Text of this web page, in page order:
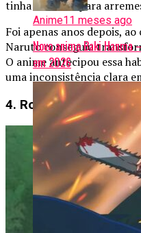
tinha domínio para
Foi apenas anos depois,
Naruto conseguiu
O anime antecipou essa
uma inconsistência clara
4. Rock Lee incapaz
Anime11 meses ago
Novo anime Baki Hanma
em 2026